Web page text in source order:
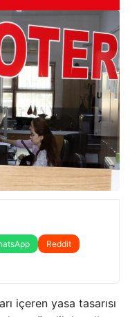
Reddit
içeren yasa tasarısı